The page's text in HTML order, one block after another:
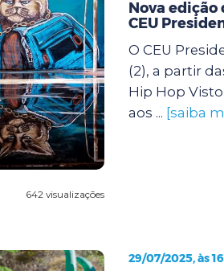
642 visualizações
Nova edição
CEU
O CEU
(2), a partir
Hip Hop
aos ... [saiba
29/07/2025, às